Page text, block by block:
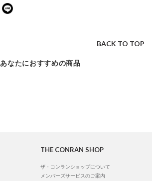
BACK TO TOP
あなたにおすすめの商品
THE CONRAN SHOP
ザ・コンランショップについて
メンバーズサービスのご案内